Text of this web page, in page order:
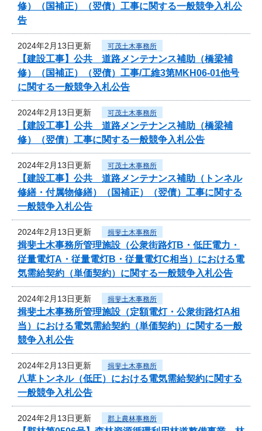
修）（国補正）（翌債）工事に関する一般競争入札公
告
2024年2月13日更新 可茂土木事務所
【建設工事】公共 道路メンテナンス補助（橋梁補
修）（国補正）（翌債）工事/工維3第MKH06-01他号
に関する一般競争入札公告
2024年2月13日更新 可茂土木事務所
【建設工事】公共 道路メンテナンス補助（橋梁補
修）（翌債）工事に関する一般競争入札公告
2024年2月13日更新 可茂土木事務所
【建設工事】公共 道路メンテナンス補助（トンネル
修繕・付属物修繕）（国補正）（翌債）工事に関する
一般競争入札公告
2024年2月13日更新 揖斐土木事務所
揖斐土木事務所管理施設（公衆街路灯B・低圧電力・
従量電灯A・従量電灯B・従量電灯C相当）における電
気需給契約（単価契約）に関する一般競争入札公告
2024年2月13日更新 揖斐土木事務所
揖斐土木事務所管理施設（定額電灯・公衆街路灯A相
当）における電気需給契約（単価契約）に関する一般
競争入札公告
2024年2月13日更新 揖斐土木事務所
八草トンネル（低圧）における電気需給契約に関する
一般競争入札公告
2024年2月13日更新 郡上農林事務所